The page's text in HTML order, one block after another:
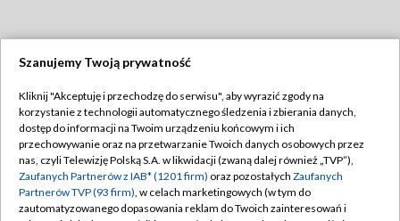
TVP
Abonament TVP
Emisja w TVP
Centrum informacji TVP
Regulamin TVP
Polityka prywatności
Moje zgody
Szanujemy Twoją prywatność
Kliknij "Akceptuję i przechodzę do serwisu", aby wyrazić zgody na
korzystanie z technologii automatycznego śledzenia i zbierania danych,
dostęp do informacji na Twoim urządzeniu końcowym i ich
przechowywanie oraz na przetwarzanie Twoich danych osobowych przez
nas, czyli Telewizję Polską S.A. w likwidacji (zwaną dalej również „TVP”),
Zaufanych Partnerów z IAB* (1201 firm) oraz pozostałych Zaufanych
Partnerów TVP (93 firm), w celach marketingowych (w tym do
zautomatyzowanego dopasowania reklam do Twoich zainteresowań i